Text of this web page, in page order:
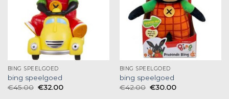
BING SPEELGOED
bing speelgoed
€45.00 €32.00
BING SPEELGOED
bing speelgoed
€42.00 €30.00